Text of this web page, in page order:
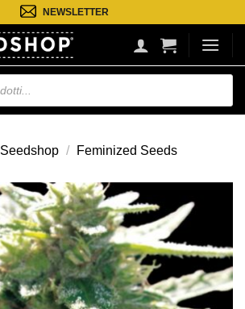
NEWSLETTER
Seedshop / Feminized Seeds